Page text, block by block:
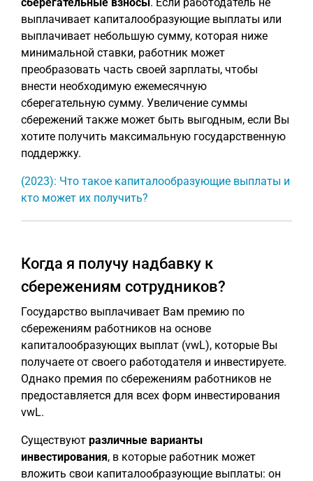
выплачивает капиталообразующие выплаты или
выплачивает небольшую сумму, которая ниже
минимальной ставки, работник может
преобразовать часть своей зарплаты, чтобы
внести необходимую ежемесячную
сберегательную сумму. Увеличение суммы
сбережений также может быть выгодным, если Вы
хотите получить максимальную государственную
поддержку.
(2023): Что такое капиталообразующие выплаты и
кто может их получить?
Когда я получу надбавку к
сбережениям сотрудников?
Государство выплачивает Вам премию по
сбережениям работников на основе
капиталообразующих выплат (vwL), которые Вы
получаете от своего работодателя и инвестируете.
Однако премия по сбережениям работников не
предоставляется для всех форм инвестирования
vwL.
Существуют различные варианты
инвестирования, в которые работник может
вложить свои капиталообразующие выплаты: он